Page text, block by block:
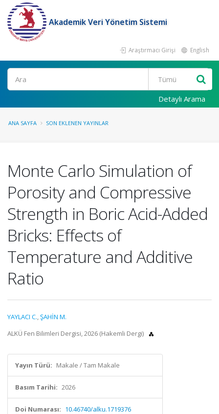
Akademik Veri Yönetim Sistemi
Araştırmacı Girişi English
Ara
Detaylı Arama
ANA SAYFA SON EKLENEN YAYINLAR
Monte Carlo Simulation of
Porosity and Compressive
Strength in Boric Acid-Added
Bricks: Effects of
Temperature and Additive
Ratio
YAYLACI C.,ŞAHİN M.
ALKÜ Fen Bilimleri Dergisi, 2026 (Hakemli Dergi)
Yayın Türü: Makale / Tam Makale
Basım Tarihi: 2026
Doi Numarası: 10.46740/alku.1719376